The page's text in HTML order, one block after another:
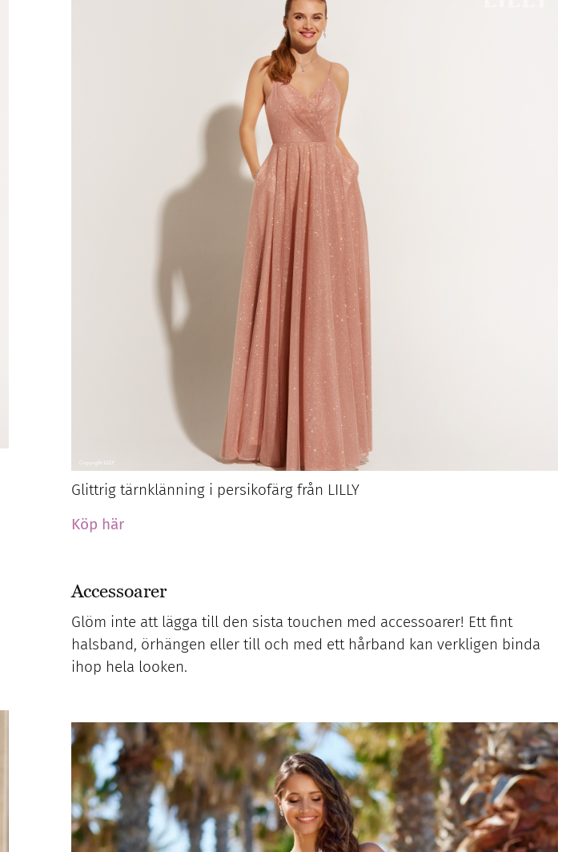
Glittrig tärnklänning i persikofärg från LILLY
Köp här
Accessoarer
Glöm inte att lägga till den sista touchen med accessoarer! Ett fint
halsband, örhängen eller till och med ett hårband kan verkligen binda
ihop hela looken.